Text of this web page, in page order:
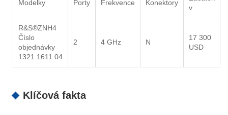
Modelky Porty Frekvence Konektory
v
R&S®ZNH4
Číslo
objednávky
1321.1611.04
2 4 GHz N
17 300
USD
Klíčová fakta